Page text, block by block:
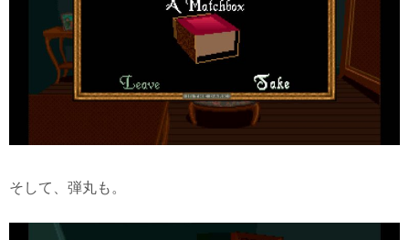
そして、弾丸も。